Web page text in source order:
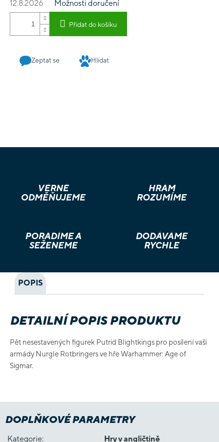
12.8.2026 Možnosti doručení
Přidat do košíku
Zeptat se Hlídat
VĚRNÉ
ODMĚŇUJEME
HRÁM
ROZUMÍME
PORADÍME A
SEŽENEME
DODÁVÁME
RYCHLE
POPIS
DETAILNÍ POPIS PRODUKTU
Pět nesestavených figurek Putrid Blightkings pro posílení vaší
armády Nurgle Rotbringers ve hře Warhammer: Age of
Sigmar.
DOPLŇKOVÉ PARAMETRY
Kategorie: Hry v angličtině